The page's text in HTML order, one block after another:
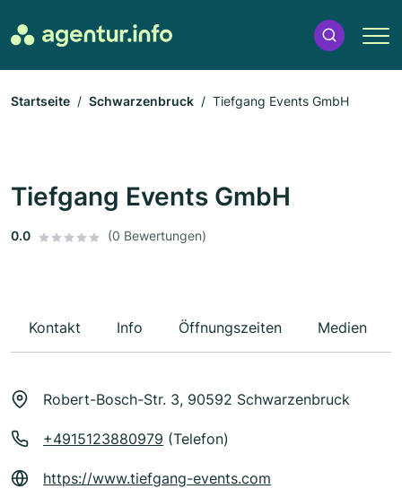
Startseite Schwarzenbruck Tiefgang Events GmbH
Tiefgang Events GmbH
0.0 (0 Bewertungen)
Kontakt Info Öffnungszeiten Medien
Robert-Bosch-Str. 3, 90592 Schwarzenbruck
+4915123880979 (Telefon)
https://www.tiefgang-events.com